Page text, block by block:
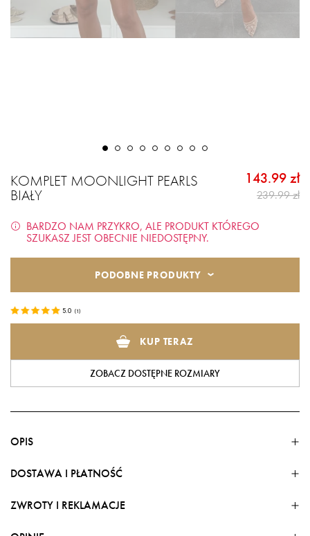
KOMPLET MOONLIGHT PEARLS
BIAŁY
143.99 zł
239.99 zł
BARDZO NAM PRZYKRO, ALE PRODUKT KTÓREGO
SZUKASZ JEST OBECNIE NIEDOSTĘPNY.
PODOBNE PRODUKTY
5.0 (1)
KUP TERAZ
ZOBACZ DOSTĘPNE ROZMIARY
OPIS
DOSTAWA I PŁATNOŚĆ
FORMY DOSTAWY
ZWROTY I REKLAMACJE